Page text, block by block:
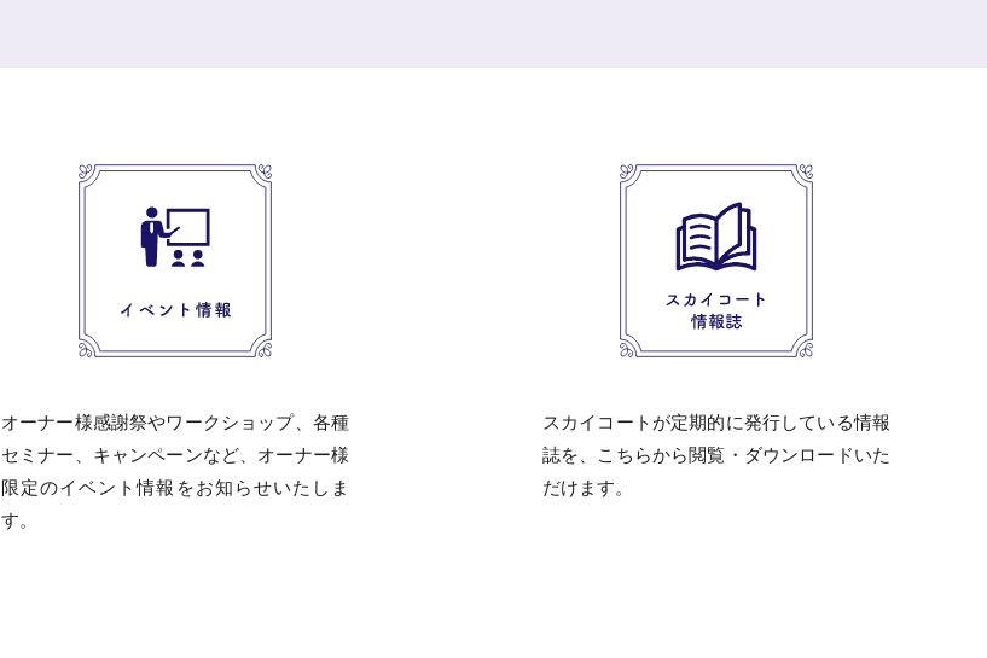
オーナー様感謝祭やワークショップ、各種
セミナー、キャンペーンなど、オーナー様
限定のイベント情報をお知らせいたしま
す。
スカイコートが定期的に発行している情報
誌を、こちらから閲覧・ダウンロードいた
だけます。